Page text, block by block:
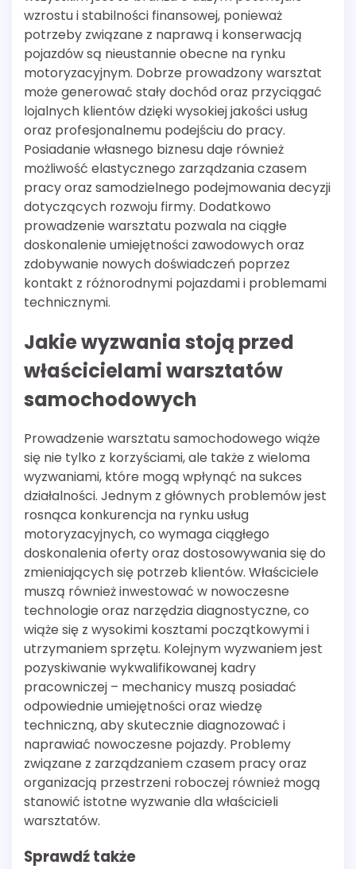
wzrostu i stabilności finansowej, ponieważ
potrzeby związane z naprawą i konserwacją
pojazdów są nieustannie obecne na rynku
motoryzacyjnym. Dobrze prowadzony warsztat
może generować stały dochód oraz przyciągać
lojalnych klientów dzięki wysokiej jakości usług
oraz profesjonalnemu podejściu do pracy.
Posiadanie własnego biznesu daje również
możliwość elastycznego zarządzania czasem
pracy oraz samodzielnego podejmowania decyzji
dotyczących rozwoju firmy. Dodatkowo
prowadzenie warsztatu pozwala na ciągłe
doskonalenie umiejętności zawodowych oraz
zdobywanie nowych doświadczeń poprzez
kontakt z różnorodnymi pojazdami i problemami
technicznymi.
Jakie wyzwania stoją przed
właścicielami warsztatów
samochodowych
Prowadzenie warsztatu samochodowego wiąże
się nie tylko z korzyściami, ale także z wieloma
wyzwaniami, które mogą wpłynąć na sukces
działalności. Jednym z głównych problemów jest
rosnąca konkurencja na rynku usług
motoryzacyjnych, co wymaga ciągłego
doskonalenia oferty oraz dostosowywania się do
zmieniających się potrzeb klientów. Właściciele
muszą również inwestować w nowoczesne
technologie oraz narzędzia diagnostyczne, co
wiąże się z wysokimi kosztami początkowymi i
utrzymaniem sprzętu. Kolejnym wyzwaniem jest
pozyskiwanie wykwalifikowanej kadry
pracowniczej – mechanicy muszą posiadać
odpowiednie umiejętności oraz wiedzę
techniczną, aby skutecznie diagnozować i
naprawiać nowoczesne pojazdy. Problemy
związane z zarządzaniem czasem pracy oraz
organizacją przestrzeni roboczej również mogą
stanowić istotne wyzwanie dla właścicieli
warsztatów.
Sprawdź także